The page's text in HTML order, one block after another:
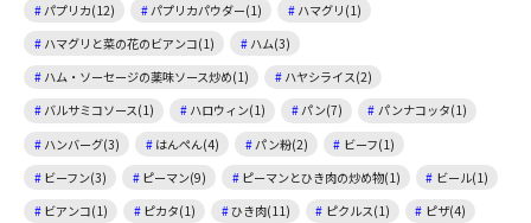
パプリカ(12) パプリカパウダー(1)
ハマグリ(1)
ハマグリと菜の花のビアンコ(1)
ハム(3)
ハム・ソーセージの薬味ソース炒め(1)
ハヤシライス(2)
バルサミコソース(1)
ハロウィン(1) パン(7)
パンナコッタ(1)
ハンバーグ(3)
はんぺん(4) パン粉(2)
ビーフ(1)
ビーフン(3)
ピーマン(9) ピーマンとひき肉の炒め物(1)
ビール(1)
ビアンコ(1)
ピカタ(1) ひき肉(11) ピクルス(1)
ピザ(4)